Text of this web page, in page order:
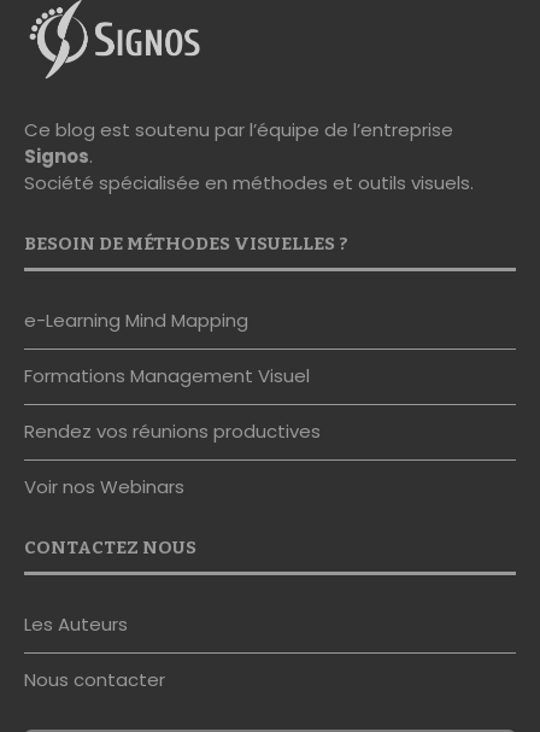
Ce blog est soutenu par l’équipe de l’entreprise
Signos
BESOIN DE MÉTHODES VISUELLES ?
e-Learning Mind Mapping
Rendez vos réunions productives
Voir nos Webinars
CONTACTEZ NOUS
Les Auteurs
S'abonner à la Newsletter